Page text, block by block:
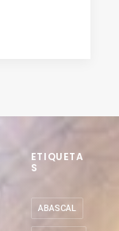
ETIQUETA
S
ABASCAL